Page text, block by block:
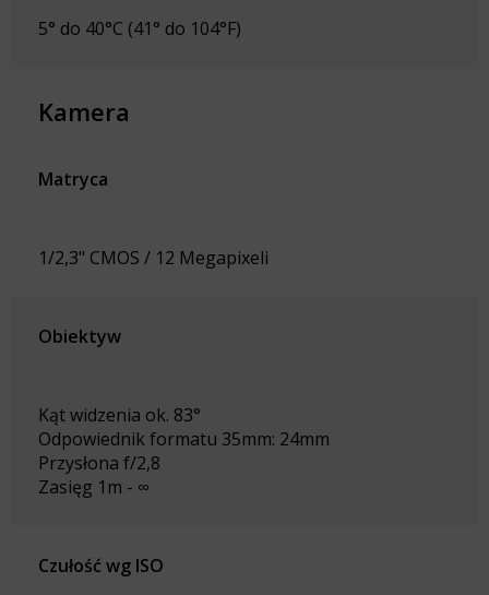
5° do 40°C (41° do 104°F)
Kamera
Matryca
1/2,3" CMOS / 12 Megapixeli
Obiektyw
Kąt widzenia ok. 83°
Odpowiednik formatu 35mm: 24mm
Przysłona f/2,8
Zasięg 1m - ∞
Czułość wg ISO